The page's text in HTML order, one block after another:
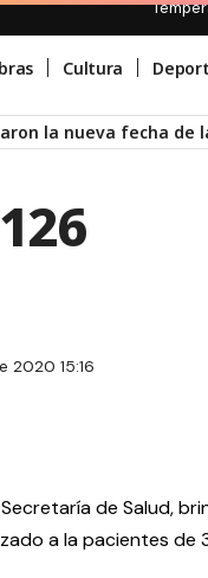
Cultura
la nueva fecha de
2020 15:16
de Salud,
a la pacientes de